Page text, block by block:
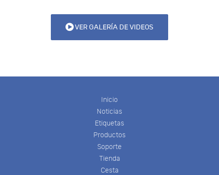
VER GALERÍA DE VIDEOS
Inicio
Noticias
Etiquetas
Productos
Soporte
Tienda
Cesta